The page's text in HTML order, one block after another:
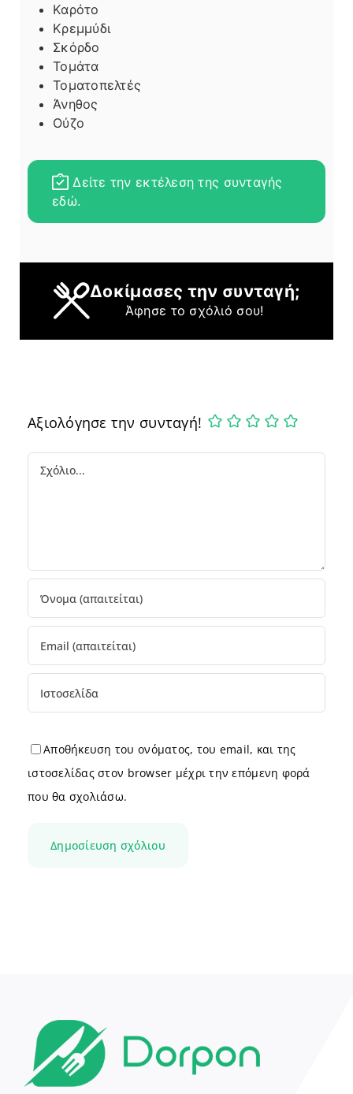
Καρότο
Κρεμμύδι
Σκόρδο
Τομάτα
Τοματοπελτές
Άνηθος
Ούζο
Δείτε την εκτέλεση της συνταγής
εδώ.
Δοκίμασες την συνταγή;
Άφησε το σχόλιό σου!
Αξιολόγησε την συνταγή!
Comment
Αποθήκευση του ονόματος, του email, και της
ιστοσελίδας στον browser μέχρι την επόμενη φορά
που θα σχολιάσω.